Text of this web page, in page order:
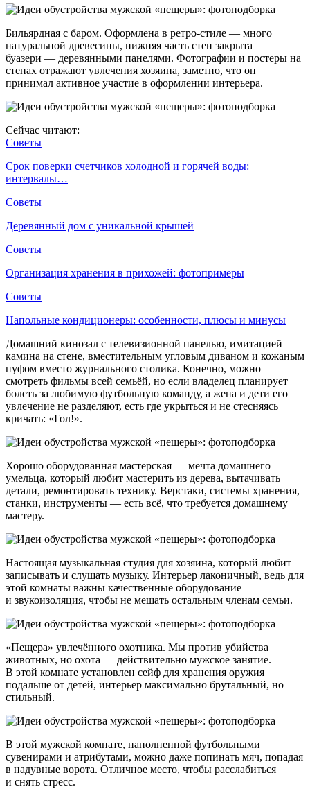
Бильярдная с баром. Оформлена в ретро-стиле — много
натуральной древесины, нижняя часть стен закрыта
буазери — деревянными панелями. Фотографии и постеры на
стенах отражают увлечения хозяина, заметно, что он
принимал активное участие в оформлении интерьера.
Сейчас читают:
Советы
Срок поверки счетчиков холодной и горячей воды:
интервалы…
Советы
Деревянный дом с уникальной крышей
Советы
Организация хранения в прихожей: фотопримеры
Советы
Напольные кондиционеры: особенности, плюсы и минусы
Домашний кинозал с телевизионной панелью, имитацией
камина на стене, вместительным угловым диваном и кожаным
пуфом вместо журнального столика. Конечно, можно
смотреть фильмы всей семьёй, но если владелец планирует
болеть за любимую футбольную команду, а жена и дети его
увлечение не разделяют, есть где укрыться и не стесняясь
кричать: «Гол!».
Хорошо оборудованная мастерская — мечта домашнего
умельца, который любит мастерить из дерева, вытачивать
детали, ремонтировать технику. Верстаки, системы хранения,
станки, инструменты — есть всё, что требуется домашнему
мастеру.
Настоящая музыкальная студия для хозяина, который любит
записывать и слушать музыку. Интерьер лаконичный, ведь для
этой комнаты важны качественные оборудование
и звукоизоляция, чтобы не мешать остальным членам семьи.
«Пещера» увлечённого охотника. Мы против убийства
животных, но охота — действительно мужское занятие.
В этой комнате установлен сейф для хранения оружия
подальше от детей, интерьер максимально брутальный, но
стильный.
В этой мужской комнате, наполненной футбольными
сувенирами и атрибутами, можно даже попинать мяч, попадая
в надувные ворота. Отличное место, чтобы расслабиться
и снять стресс.